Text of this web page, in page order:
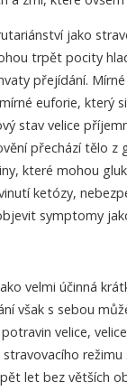
jako
trpět pocity
přejídání.
euforie, který
stav velice
přechází tělo z
které mohou
ketózy,
symptomy
velmi účinná
však s sebou
velice,
let bez větších